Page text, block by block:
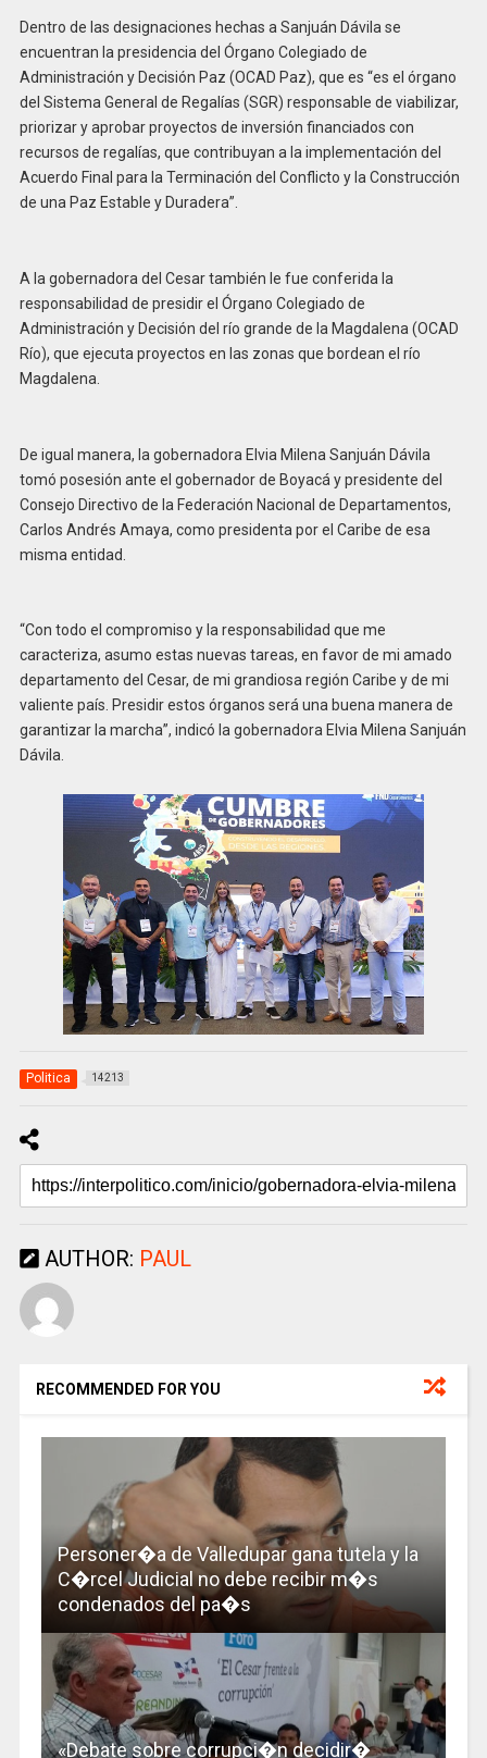
Dentro de las designaciones hechas a Sanjuán Dávila se
encuentran la presidencia del Órgano Colegiado de
Administración y Decisión Paz (OCAD Paz), que es “es el órgano
del Sistema General de Regalías (SGR) responsable de viabilizar,
priorizar y aprobar proyectos de inversión financiados con
recursos de regalías, que contribuyan a la implementación del
Acuerdo Final para la Terminación del Conflicto y la Construcción
de una Paz Estable y Duradera”.
A la gobernadora del Cesar también le fue conferida la
responsabilidad de presidir el Órgano Colegiado de
Administración y Decisión del río grande de la Magdalena (OCAD
Río), que ejecuta proyectos en las zonas que bordean el río
Magdalena.
De igual manera, la gobernadora Elvia Milena Sanjuán Dávila
tomó posesión ante el gobernador de Boyacá y presidente del
Consejo Directivo de la Federación Nacional de Departamentos,
Carlos Andrés Amaya, como presidenta por el Caribe de esa
misma entidad.
“Con todo el compromiso y la responsabilidad que me
caracteriza, asumo estas nuevas tareas, en favor de mi amado
departamento del Cesar, de mi grandiosa región Caribe y de mi
valiente país. Presidir estos órganos será una buena manera de
garantizar la marcha”, indicó la gobernadora Elvia Milena Sanjuán
Dávila.
Politica 14213
AUTHOR: PAUL
RECOMMENDED FOR YOU
Personer�a de Valledupar gana tutela y la
C�rcel Judicial no debe recibir m�s
condenados del pa�s
«Debate sobre corrupci�n decidir�